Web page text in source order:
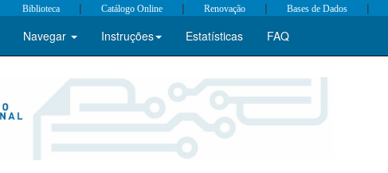
Biblioteca | Catálogo Online | Renovação | Bases de Dados |
Navegar Instruções Estatísticas FAQ